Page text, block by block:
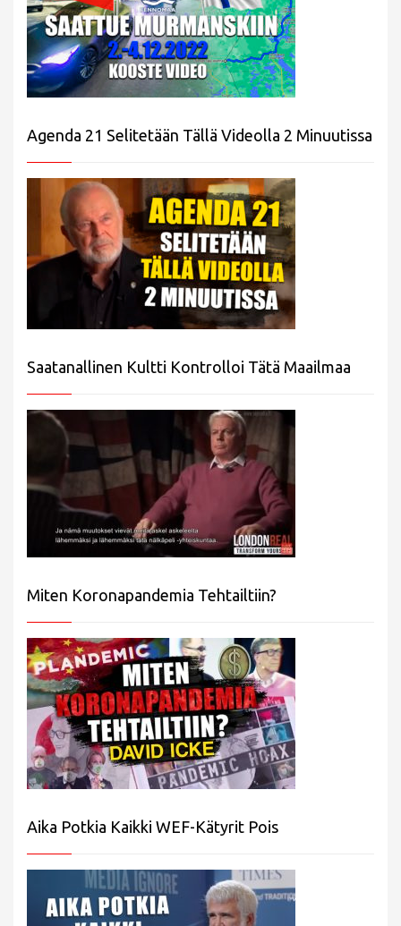
Agenda 21 Selitetään Tällä Videolla 2 Minuutissa
Saatanallinen Kultti Kontrolloi Tätä Maailmaa
Miten Koronapandemia Tehtailtiin?
Aika Potkia Kaikki WEF-Kätyrit Pois